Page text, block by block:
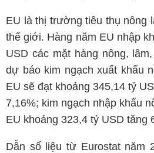
EU là thị trường tiêu thụ nông
thế giới. Hàng năm EU nhập
USD các mặt hàng nông,
dự báo kim ngạch xuất khẩu
EU sẽ đạt khoảng 345,14 tỷ
7,16%; kim ngạch nhập khẩu
EU khoảng 323,4 tỷ USD tăng
Dẫn số liệu từ Eurostat năm